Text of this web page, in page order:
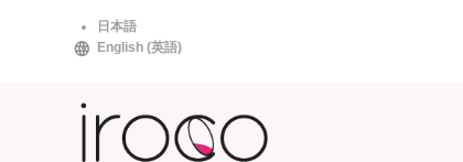
日本語
English (英語)